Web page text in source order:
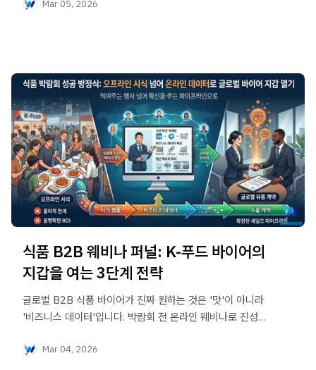
확실하게 확보하는 엔터프라이즈 하이브리드 웨비나 필수
Mar 05, 2026
식품 B2B 웨비나 퍼널: K-푸드 바이어의
지갑을 여는 3단계 전략
글로벌 B2B 식품 바이어가 진짜 원하는 것은 '맛'이 아니라
'비즈니스 데이터'입니다. 박람회 전 온라인 웨비나로 진성
노하우를 공개합니다.
Mar 04, 2026